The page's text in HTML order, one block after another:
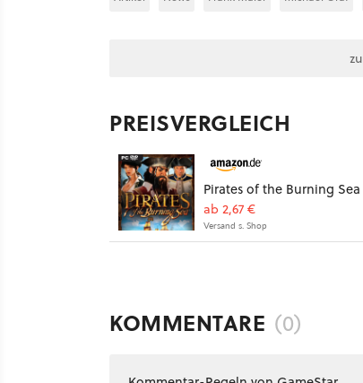
PREISVERGLEICH
Pirates of the Burning Sea
ab 2,67 €
Versand s. Shop
KOMMENTARE (0)